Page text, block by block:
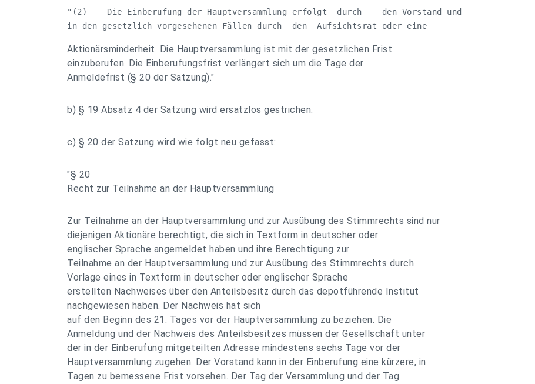
"(2)    Die Einberufung der Hauptversammlung erfolgt  durch    den Vorstand und
in den gesetzlich vorgesehenen Fällen durch  den  Aufsichtsrat oder eine
Aktionärsminderheit. Die Hauptversammlung ist mit der gesetzlichen Frist
einzuberufen. Die Einberufungsfrist verlängert sich um die Tage der
Anmeldefrist (§ 20 der Satzung)."
b) § 19 Absatz 4 der Satzung wird ersatzlos gestrichen.
c) § 20 der Satzung wird wie folgt neu gefasst:
"§ 20
Recht zur Teilnahme an der Hauptversammlung
Zur Teilnahme an der Hauptversammlung und zur Ausübung des Stimmrechts sind nur
diejenigen Aktionäre berechtigt, die sich in Textform in deutscher oder
englischer Sprache angemeldet haben und ihre Berechtigung zur
Teilnahme an der Hauptversammlung und zur Ausübung des Stimmrechts durch
Vorlage eines in Textform in deutscher oder englischer Sprache
erstellten Nachweises über den Anteilsbesitz durch das depotführende Institut
nachgewiesen haben. Der Nachweis hat sich
auf den Beginn des 21. Tages vor der Hauptversammlung zu beziehen. Die
Anmeldung und der Nachweis des Anteilsbesitzes müssen der Gesellschaft unter
der in der Einberufung mitgeteilten Adresse mindestens sechs Tage vor der
Hauptversammlung zugehen. Der Vorstand kann in der Einberufung eine kürzere, in
Tagen zu bemessene Frist vorsehen. Der Tag der Versammlung und der Tag